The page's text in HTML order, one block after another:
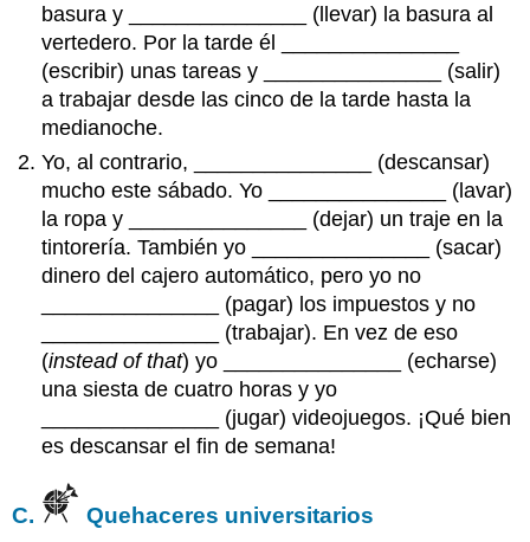
basura y _______________ (llevar) la basura al
vertedero. Por la tarde él _______________
(escribir) unas tareas y _______________ (salir)
a trabajar desde las cinco de la tarde hasta la
medianoche.
Yo, al contrario, _______________ (descansar)
mucho este sábado. Yo _______________ (lavar)
la ropa y _______________ (dejar) un traje en la
tintorería. También yo _______________ (sacar)
dinero del cajero automático, pero yo no
_______________ (pagar) los impuestos y no
_______________ (trabajar). En vez de eso
(instead of that) yo _______________ (echarse)
una siesta de cuatro horas y yo
_______________ (jugar) videojuegos. ¡Qué bien
es descansar el fin de semana!
C. Quehaceres universitarios